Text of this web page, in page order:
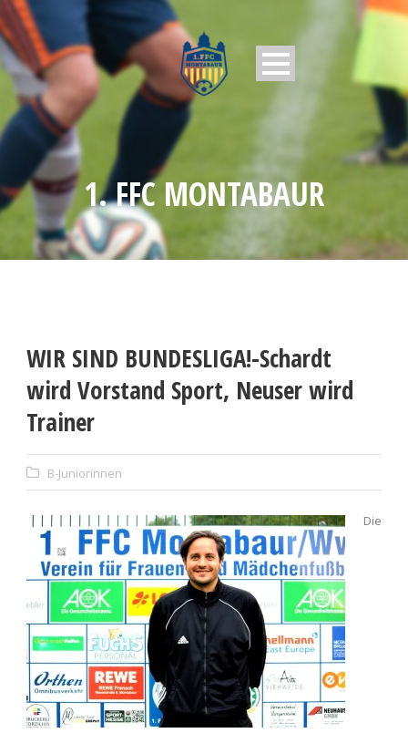
1. FFC MONTABAUR
WIR SIND BUNDESLIGA!-Schardt
wird Vorstand Sport, Neuser wird
Trainer
B-Juniorinnen
Die